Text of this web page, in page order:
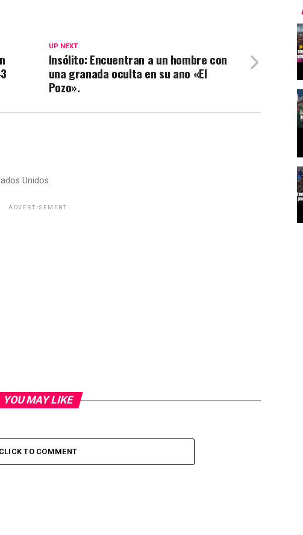
UP NEXT
Insólito: Encuentran a un hombre con
una granada oculta en su ano «El
Pozo».
Unidos.
ADVERTISEMENT
YOU MAY LIKE
CLICK TO COMMENT